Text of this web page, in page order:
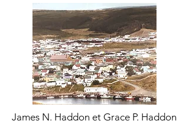
James N. Haddon et Grace P. Haddon